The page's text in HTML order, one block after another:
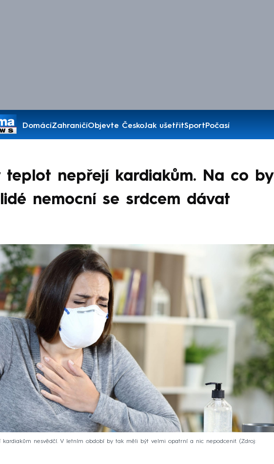
DomácíZahraničíObjevte ČeskoJak ušetřitSportPočasí
Pořady
teplot nepřejí kardiakům. Na co by
nemocní se srdcem dávat
kardiakům nesvědčí. V letním období by tak měli být velmi opatrní a nic nepodcenit.
Zdroj: